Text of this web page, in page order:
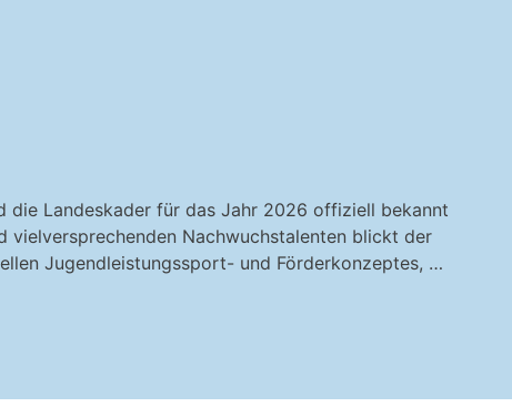
die Landeskader für das Jahr 2026 offiziell bekannt
vielversprechenden Nachwuchstalenten blickt der
Jugendleistungssport- und Förderkonzeptes, …